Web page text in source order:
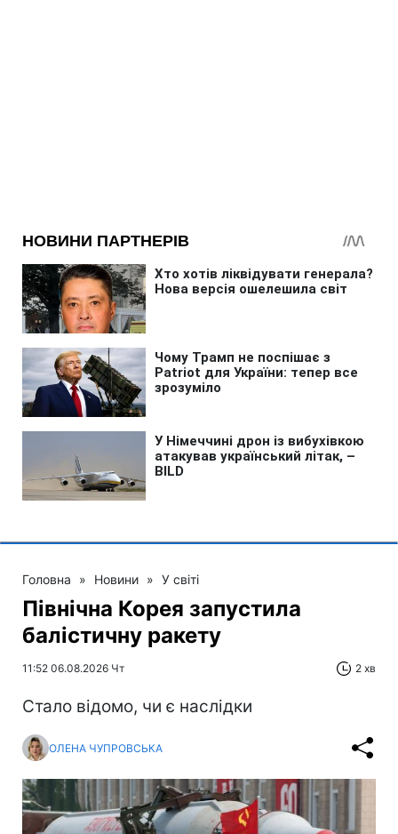
Головна » Новини » У світі
Північна Корея запустила
балістичну ракету
11:52 06.08.2026 Чт 2 хв
Стало відомо, чи є наслідки
ОЛЕНА ЧУПРОВСЬКА